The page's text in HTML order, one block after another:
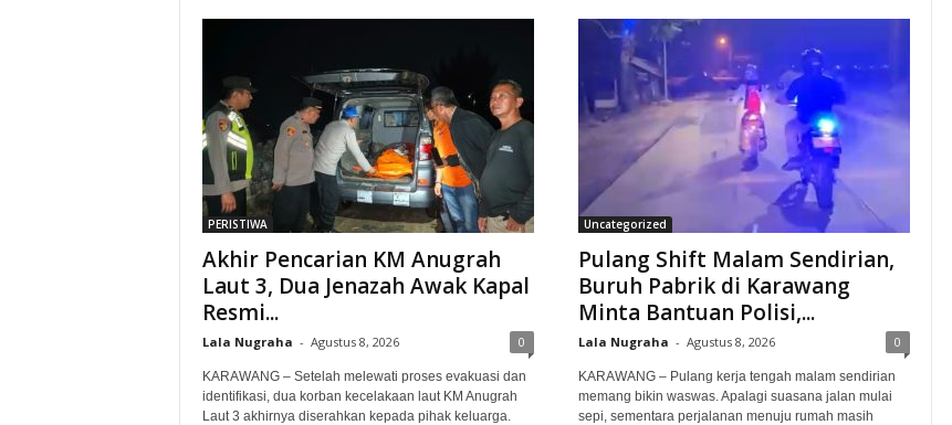
PERISTIWA
Akhir Pencarian KM Anugrah
Laut 3, Dua Jenazah Awak Kapal
Resmi...
Lala Nugraha - Agustus 8, 2026 0
KARAWANG – Setelah melewati proses evakuasi dan
identifikasi, dua korban kecelakaan laut KM Anugrah
Laut 3 akhirnya diserahkan kepada pihak keluarga.
Uncategorized
Pulang Shift Malam Sendirian,
Buruh Pabrik di Karawang
Minta Bantuan Polisi,...
Lala Nugraha - Agustus 8, 2026 0
KARAWANG – Pulang kerja tengah malam sendirian
memang bikin waswas. Apalagi suasana jalan mulai
sepi, sementara perjalanan menuju rumah masih